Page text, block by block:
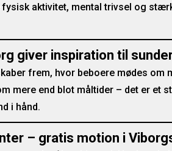
aktivitet, mental trivsel og
giver inspiration til
frem, hvor beboere mødes
mere end blot måltider – det er et
i hånd.
– gratis motion i